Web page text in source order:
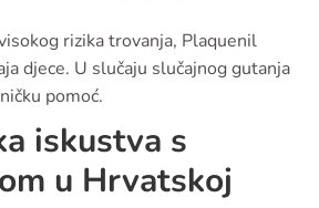
rizika trovanja, Plaquenil
djece. U slučaju slučajnog gutanja
pomoć.
iskustva s
u Hrvatskoj